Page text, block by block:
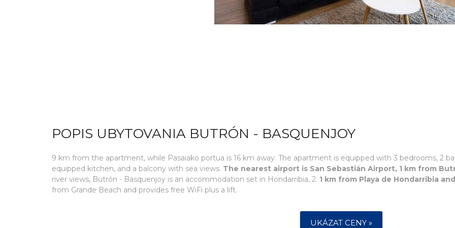
POPIS UBYTOVANIA BUTRÓN - BASQUENJOY
9 km from the apartment, while Pasaiako portua is 16 km away. The apartment is equipped with 3 bedrooms, 2
equipped kitchen, and a balcony with sea views. The nearest airport is San Sebastián Airport, 1 km from
river views, Butrón - Basquenjoy is an accommodation set in Hondarribia, 2. 1 km from Playa de Hondarribia
from Grande Beach and provides free WiFi plus a lift.
UKÁZAT CENY »